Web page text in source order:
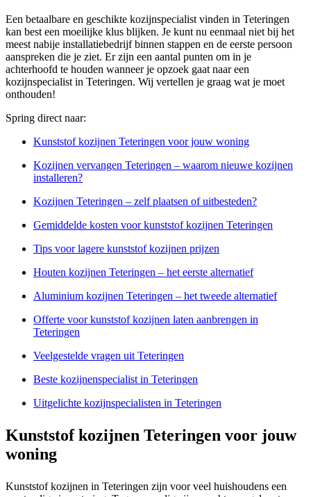
Een betaalbare en geschikte kozijnspecialist vinden in Teteringen
kan best een moeilijke klus blijken. Je kunt nu eenmaal niet bij het
meest nabije installatiebedrijf binnen stappen en de eerste persoon
aanspreken die je ziet. Er zijn een aantal punten om in je
achterhoofd te houden wanneer je opzoek gaat naar een
kozijnspecialist in Teteringen. Wij vertellen je graag wat je moet
onthouden!
Spring direct naar:
Kunststof kozijnen Teteringen voor jouw woning
Kozijnen vervangen Teteringen – waarom nieuwe kozijnen
installeren?
Kozijnen Teteringen – zelf plaatsen of uitbesteden?
Gemiddelde kosten voor kunststof kozijnen Teteringen
Tips voor lagere kunststof kozijnen prijzen
Houten kozijnen Teteringen – het eerste alternatief
Aluminium kozijnen Teteringen – het tweede alternatief
Offerte voor kunststof kozijnen laten aanbrengen in
Teteringen
Veelgestelde vragen uit Teteringen
Beste kozijnenspecialist in Teteringen
Uitgelichte kozijnspecialisten in Teteringen
Kunststof kozijnen Teteringen voor jouw
woning
Kunststof kozijnen in Teteringen zijn voor veel huishoudens een